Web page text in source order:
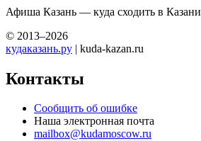
Афиша Казань — куда сходить в Казани
© 2013–2026
кудаказань.ру | kuda-kazan.ru
Контакты
Сообщить об ошибке
Наша электронная почта
mailbox@kudamoscow.ru